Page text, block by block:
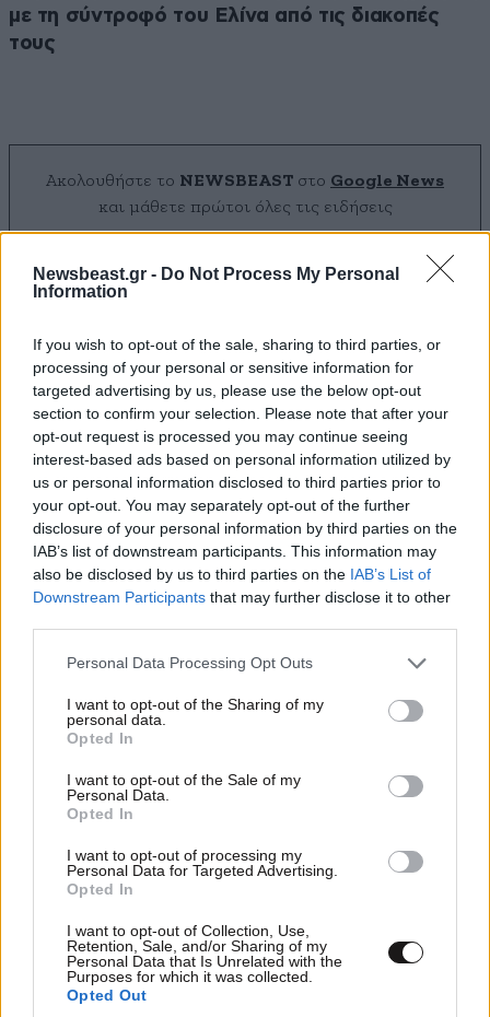
Newsbeast.gr - Do Not Process My Personal
Information
If you wish to opt-out of the sale, sharing to third parties, or
processing of your personal or sensitive information for
targeted advertising by us, please use the below opt-out
section to confirm your selection. Please note that after your
opt-out request is processed you may continue seeing
interest-based ads based on personal information utilized by
us or personal information disclosed to third parties prior to
your opt-out. You may separately opt-out of the further
disclosure of your personal information by third parties on the
IAB’s list of downstream participants. This information may
also be disclosed by us to third parties on the IAB’s List of
Downstream Participants that may further disclose it to other
Please note that this website/app uses one or more Google
not limited to your visit or usage behaviour. You may click to
grant or deny consent to Google and its third-party tags to
use your data for below specified purposes in below Google
consent section.
Personal Data Processing Opt Outs
I want to opt-out of the Sharing of my
personal data.
Opted In
I want to opt-out of the Sale of my
Personal Data.
Opted In
I want to opt-out of processing my
Personal Data for Targeted Advertising.
Opted In
I want to opt-out of Collection, Use,
Retention, Sale, and/or Sharing of my
Personal Data that Is Unrelated with the
Purposes for which it was collected.
Opted Out
με τη σύντροφό του Ελίνα από τις διακοπές
τους
Ακολουθήστε το NEWSBEAST στο Google News
και μάθετε πρώτοι όλες τις ειδήσεις
ΠΡΟΣΘΕΣΤΕ ΤΟ ΣΧΟΛΙΟ ΣΑΣ